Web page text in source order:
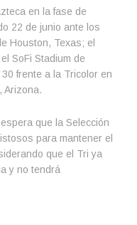
en la fase de
22 de junio ante los
Houston, Texas; el
SoFi Stadium de
frente a la Tricolor en
Arizona.
que la Selección
para mantener el
que el Tri ya
y no tendrá